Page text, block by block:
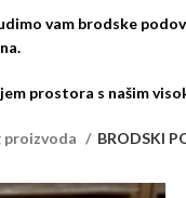
vam brodske
prostora s našim
proizvoda BRODSKI